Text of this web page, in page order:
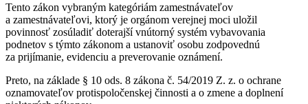
Tento zákon vybraným kategóriám zamestnávateľov
a zamestnávateľovi, ktorý je orgánom verejnej moci uložil
povinnosť zosúladiť doterajší vnútorný systém vybavovania
podnetov s týmto zákonom a ustanoviť osobu zodpovednú
za prijímanie, evidenciu a preverovanie oznámení.
Preto, na základe § 10 ods. 8 zákona č. 54/2019 Z. z. o ochrane
oznamovateľov protispoločenskej činnosti a o zmene a doplnení